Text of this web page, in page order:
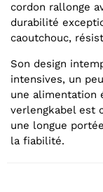
cordon rallonge
durabilité
caoutchouc,
Son design
intensives, un
une alimentation
verlengkabel est
une longue
la fiabilité.